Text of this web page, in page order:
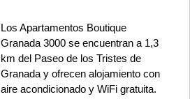
Los Apartamentos Boutique
Granada 3000 se encuentran a 1,3
km del Paseo de los Tristes de
Granada y ofrecen alojamiento con
aire acondicionado y WiFi gratuita.